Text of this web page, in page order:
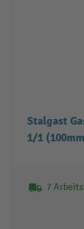
Stalgast
1/1
7